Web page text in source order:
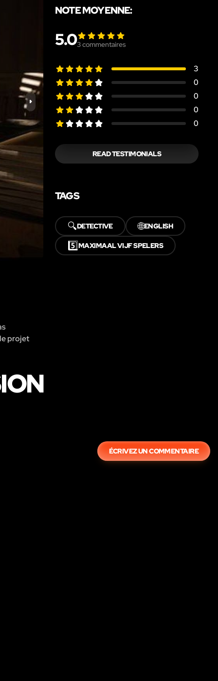
projet
NOTE MOYENNE:
5.03commentaires
3
0
0
0
0
READ TESTIMONIALS
TAGS
🔍DETECTIVE 🌐ENGLISH
5️⃣MAXIMAAL VIJF SPELERS
ÉCRIVEZ UN COMMENTAIRE